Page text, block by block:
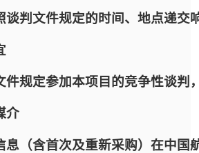
谈判文件规定的时间、地点递交
件规定参加本项目的竞争性谈判
介
息（含首次及重新采购）在中国